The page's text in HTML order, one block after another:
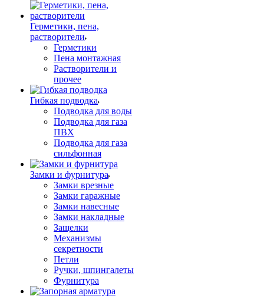
Герметики, пена,
растворители
Герметики
Пена монтажная
Растворители и
прочее
Гибкая подводка
Подводка для воды
Подводка для газа
ПВХ
Подводка для газа
сильфонная
Замки и фурнитура
Замки врезные
Замки гаражные
Замки навесные
Замки накладные
Защелки
Механизмы
секретности
Петли
Ручки, шпингалеты
Фурнитура